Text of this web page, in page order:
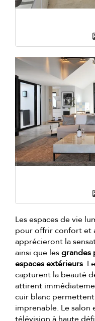
Les espaces de vie
pour offrir confort et
apprécieront la
ainsi que lesgrandes
espaces extérieurs.
capturent la beauté
attirent
cuir blanc
imprenable. Le